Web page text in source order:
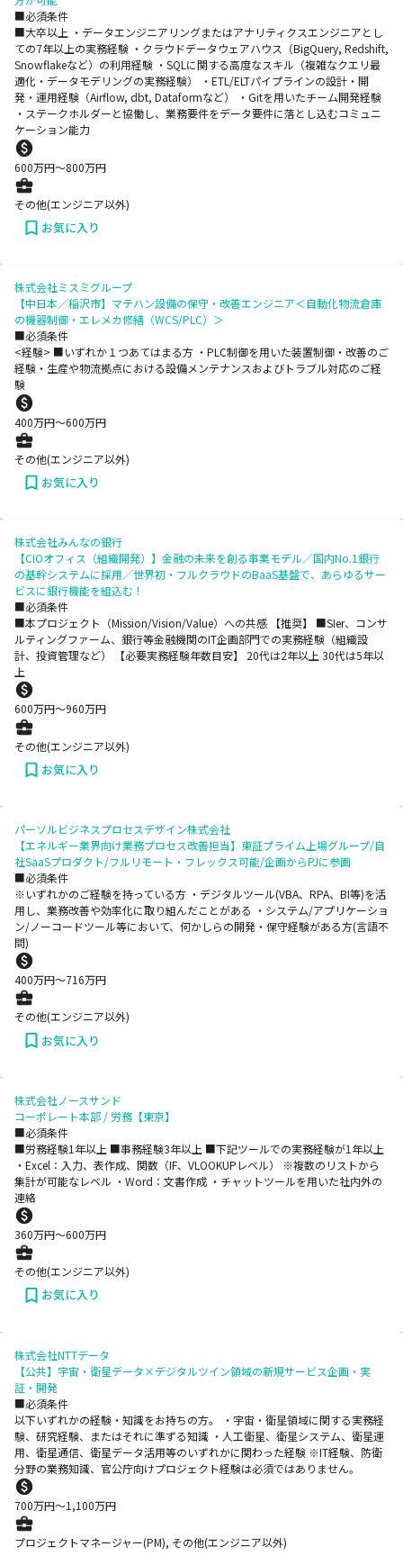
■必須条件
■大卒以上 ・データエンジニアリングまたはアナリティクスエンジニアとし
ての7年以上の実務経験 ・クラウドデータウェアハウス（BigQuery, Redshift,
Snowflakeなど）の利用経験 ・SQLに関する高度なスキル（複雑なクエリ最
適化・データモデリングの実務経験） ・ETL/ELTパイプラインの設計・開
発・運用経験（Airflow, dbt, Dataformなど） ・Gitを用いたチーム開発経験
・ステークホルダーと協働し、業務要件をデータ要件に落とし込むコミュニ
ケーション能力
600万円〜800万円
その他(エンジニア以外)
お気に入り
株式会社ミスミグループ
【中日本／稲沢市】マテハン設備の保守・改善エンジニア＜自動化物流倉庫
の機器制御・エレメカ修繕（WCS/PLC）＞
■必須条件
<経験> ■いずれか１つあてはまる方 ・PLC制御を用いた装置制御・改善のご
経験​ ・生産や物流拠点における設備メンテナンスおよびトラブル対応のご経
験
400万円〜600万円
その他(エンジニア以外)
お気に入り
株式会社みんなの銀行
【CIOオフィス（組織開発）】金融の未来を創る事業モデル／国内No.1銀行
の基幹システムに採用／世界初・フルクラウドのBaaS基盤で、あらゆるサー
ビスに銀行機能を組込む！
■必須条件
■本プロジェクト（Mission/Vision/Value）への共感 【推奨】 ■SIer、コンサ
ルティングファーム、銀行等金融機関のIT企画部門での実務経験（組織設
計、投資管理など） 【必要実務経験年数目安】 20代は2年以上 30代は5年以
上
600万円〜960万円
その他(エンジニア以外)
お気に入り
パーソルビジネスプロセスデザイン株式会社
【エネルギー業界向け業務プロセス改善担当】東証プライム上場グループ/自
社SaaSプロダクト/フルリモート・フレックス可能/企画からPJに参画
■必須条件
※いずれかのご経験を持っている方 ・デジタルツール(VBA、RPA、BI等)を活
用し、業務改善や効率化に取り組んだことがある ・システム/アプリケーショ
ン/ノーコードツール等において、何かしらの開発・保守経験がある方(言語不
問)
400万円〜716万円
その他(エンジニア以外)
お気に入り
株式会社ノースサンド
コーポレート本部 / 労務【東京】
■必須条件
■労務経験1年以上 ■事務経験3年以上 ■下記ツールでの実務経験が1年以上
・Excel：入力、表作成、関数（IF、VLOOKUPレベル） ※複数のリストから
集計が可能なレベル ・Word：文書作成 ・チャットツールを用いた社内外の
連絡
360万円〜600万円
その他(エンジニア以外)
お気に入り
株式会社NTTデータ
【公共】宇宙・衛星データ×デジタルツイン領域の新規サービス企画・実
証・開発
■必須条件
以下いずれかの経験・知識をお持ちの方。 ・宇宙・衛星領域に関する実務経
験、研究経験、またはそれに準ずる知識 ・人工衛星、衛星システム、衛星運
用、衛星通信、衛星データ活用等のいずれかに関わった経験 ※IT経験、防衛
分野の業務知識、官公庁向けプロジェクト経験は必須ではありません。
700万円〜1,100万円
プロジェクトマネージャー(PM), その他(エンジニア以外)